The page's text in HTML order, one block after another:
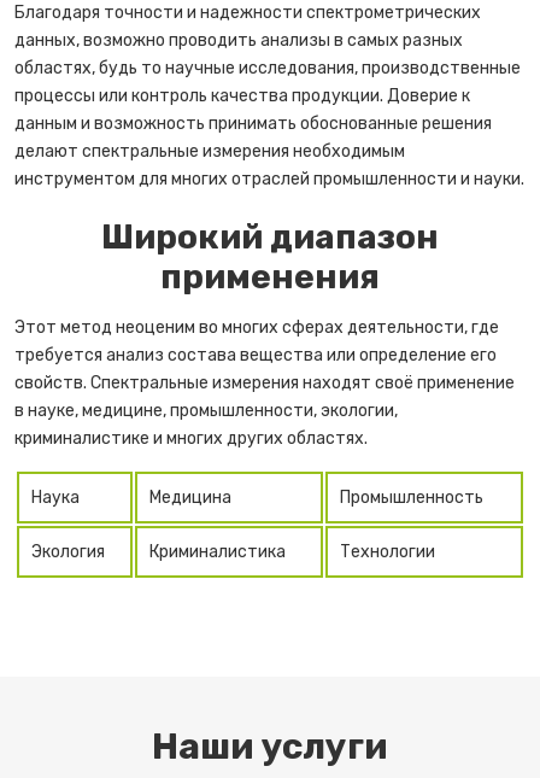
Благодаря точности и надежности спектрометрических
данных, возможно проводить анализы в самых разных
областях, будь то научные исследования, производственные
процессы или контроль качества продукции. Доверие к
данным и возможность принимать обоснованные решения
делают спектральные измерения необходимым
инструментом для многих отраслей промышленности и науки.
Широкий диапазон
применения
Этот метод неоценим во многих сферах деятельности, где
требуется анализ состава вещества или определение его
свойств. Спектральные измерения находят своё применение
в науке, медицине, промышленности, экологии,
криминалистике и многих других областях.
Наука Медицина Промышленность
Экология Криминалистика Технологии
Наши услуги